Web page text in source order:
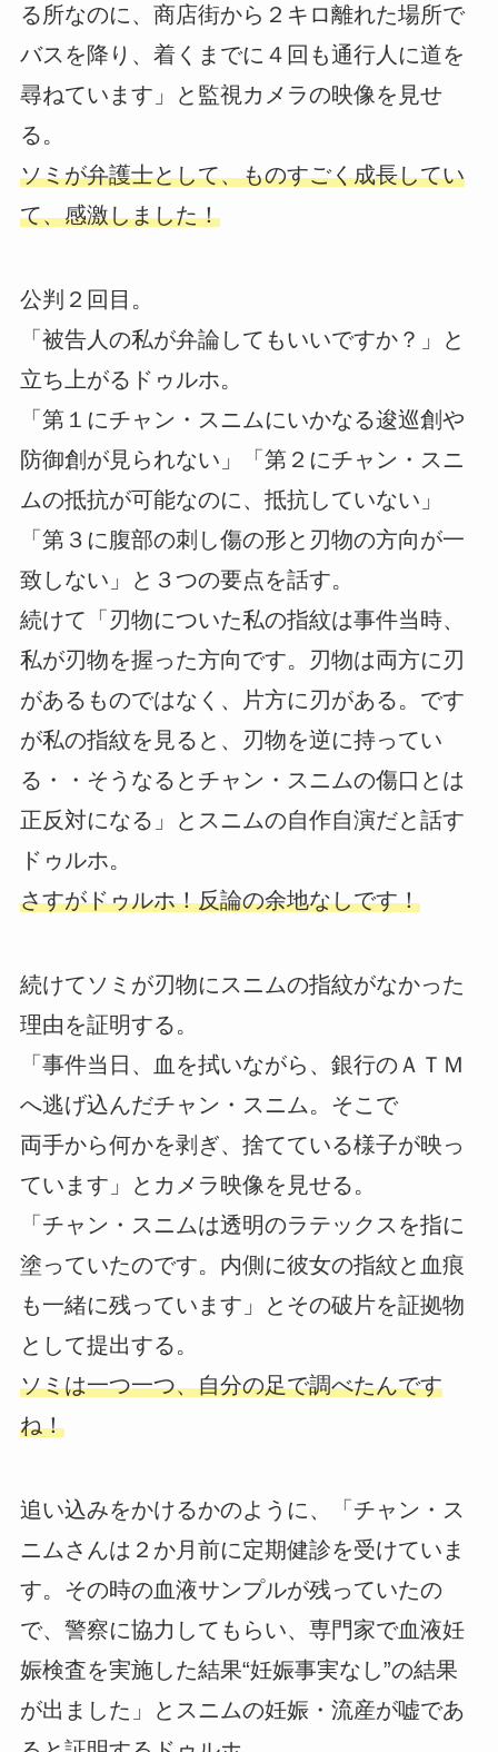
る所なのに、商店街から２キロ離れた場所で
バスを降り、着くまでに４回も通行人に道を
尋ねています」と監視カメラの映像を見せ
る。
ソミが弁護士として、ものすごく成長してい
て、感激しました！
公判２回目。
「被告人の私が弁論してもいいですか？」と
立ち上がるドゥルホ。
「第１にチャン・スニムにいかなる逡巡創や
防御創が見られない」「第２にチャン・スニ
ムの抵抗が可能なのに、抵抗していない」
「第３に腹部の刺し傷の形と刃物の方向が一
致しない」と３つの要点を話す。
続けて「刃物についた私の指紋は事件当時、
私が刃物を握った方向です。刃物は両方に刃
があるものではなく、片方に刃がある。です
が私の指紋を見ると、刃物を逆に持ってい
る・・そうなるとチャン・スニムの傷口とは
正反対になる」とスニムの自作自演だと話す
ドゥルホ。
さすがドゥルホ！反論の余地なしです！
続けてソミが刃物にスニムの指紋がなかった
理由を証明する。
「事件当日、血を拭いながら、銀行のＡＴＭ
へ逃げ込んだチャン・スニム。そこで
両手から何かを剥ぎ、捨てている様子が映っ
ています」とカメラ映像を見せる。
「チャン・スニムは透明のラテックスを指に
塗っていたのです。内側に彼女の指紋と血痕
も一緒に残っています」とその破片を証拠物
として提出する。
ソミは一つ一つ、自分の足で調べたんです
ね！
追い込みをかけるかのように、「チャン・ス
ニムさんは２か月前に定期健診を受けていま
す。その時の血液サンプルが残っていたの
で、警察に協力してもらい、専門家で血液妊
娠検査を実施した結果“妊娠事実なし”の結果
が出ました」とスニムの妊娠・流産が嘘であ